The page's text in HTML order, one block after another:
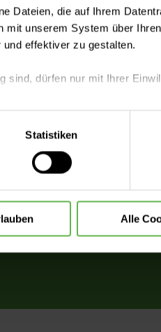
Dateien, die auf Ihrem
mit unserem System über
effektiver zu gestalten.
sind, dürfen nur mit Ihrer
benutzen, eine individuelle
akzeptieren“ in die
oder widerrufen.
Statistiken
Alle
Zimmerwahl